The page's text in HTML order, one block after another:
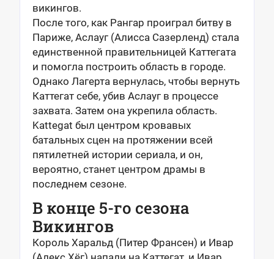
викингов.
После того, как Рангар проиграл битву в
Париже, Аслауг (Алисса Сазерленд) стала
единственной правительницей Каттегата
и помогла построить область в городе.
Однако Лагерта вернулась, чтобы вернуть
Каттегат себе, убив Аслауг в процессе
захвата. Затем она укрепила область.
Kattegat был центром кровавых
батальных сцен на протяжении всей
пятилетней истории сериала, и он,
вероятно, станет центром драмы в
последнем сезоне.
В конце 5-го сезона
Викингов
Король Харальд (Питер Франсен) и Ивар